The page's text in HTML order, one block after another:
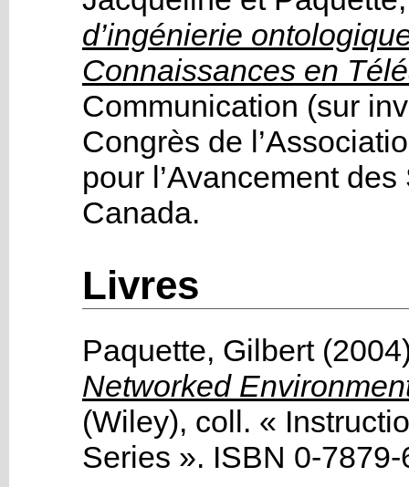
d’ingénierie
Connaissances en
Communication (sur
Congrès de
pour l’Avancement
Canada.
Livres
Paquette, Gilbert
Networked
(Wiley), coll. «
Series ». ISBN 0-